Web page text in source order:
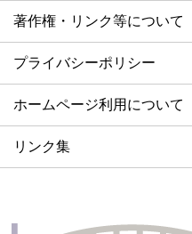
著作権・リンク等について
プライバシーポリシー
ホームページ利用について
リンク集